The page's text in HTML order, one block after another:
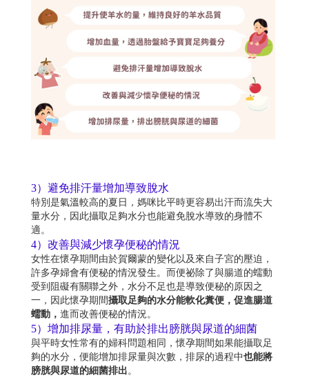
3）避免排汗量增加導致脫水
特別是氣溫較高的夏日，媽咪比平時更容易出汗而流失大
量水分，因此攝取足夠水分也能避免脫水導致的身體不
適。
4）改善與減少懷孕便秘的情況
女性在懷孕期間由於賀爾蒙的變化以及來自子宮的壓迫，
許多孕婦會有便秘的情況發生。而便祕除了與腸道的蠕動
受到阻礙有關聯之外，水分不足也是導致便秘的原因之
一，因此懷孕期間攝取足夠的水分能軟化糞便，促進腸道
蠕動， 進而改善便秘的情況。
5）增加排尿量，有助於排出膀胱與尿道的細菌
與平時女性常有的婦科問題相同，懷孕期間如果能攝取足
夠的水分，便能增加排尿量與次數，排尿的過程中也能將
膀胱與尿道的細菌排出。